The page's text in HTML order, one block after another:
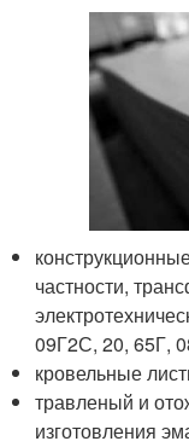
частности,
09Г2С, 20, 65Г,
кровельные
травленый и
изготовления